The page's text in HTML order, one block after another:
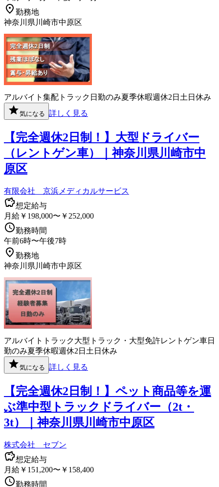
勤務地
神奈川県川崎市中原区
アルバイト 集配 トラック 日勤のみ夏季休暇週休2日 土日休み
気になる 詳しく見る
【完全週休2日制！】大型ドライバー
（レントゲン車）｜神奈川県川崎市中
原区
有限会社 京浜メディカルサービス
想定給与
月給￥198,000〜￥252,000
勤務時間
午前6時〜午後7時
勤務地
神奈川県川崎市中原区
アルバイト トラック大型トラック・大型免許レントゲン車日
勤のみ夏季休暇週休2日 土日休み
気になる 詳しく見る
【完全週休2日制！】ペット商品等を運
ぶ準中型トラックドライバー（2t・
3t）｜神奈川県川崎市中原区
株式会社 セブン
想定給与
月給￥151,200〜￥158,400
勤務時間